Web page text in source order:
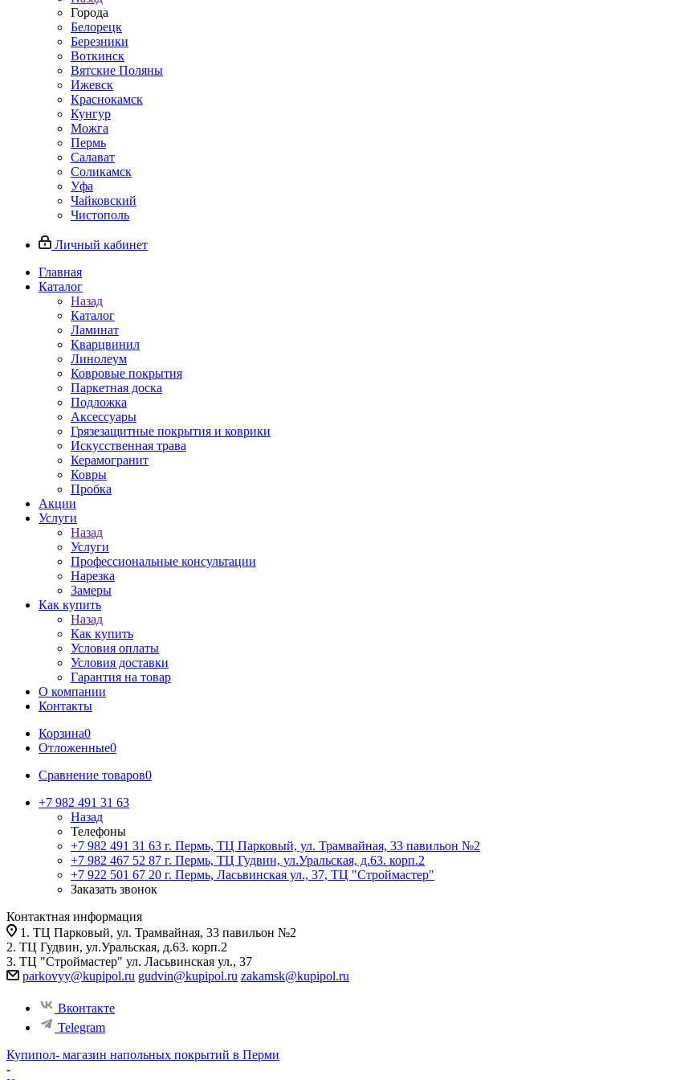
Города
Белорецк
Березники
Воткинск
Вятские Поляны
Ижевск
Краснокамск
Кунгур
Можга
Пермь
Салават
Соликамск
Уфа
Чайковский
Чистополь
Личный кабинет
Главная
Каталог
Назад
Каталог
Ламинат
Кварцвинил
Линолеум
Ковровые покрытия
Паркетная доска
Подложка
Аксессуары
Грязезащитные покрытия и коврики
Искусственная трава
Керамогранит
Ковры
Пробка
Акции
Услуги
Назад
Услуги
Профессиональные консультации
Нарезка
Замеры
Как купить
Назад
Как купить
Условия оплаты
Условия доставки
Гарантия на товар
О компании
Контакты
Корзина0
Отложенные0
Сравнение товаров0
+7 982 491 31 63
Назад
Телефоны
+7 982 491 31 63 г. Пермь, ТЦ Парковый, ул. Трамвайная, 33 павильон №2
+7 982 467 52 87 г. Пермь, ТЦ Гудвин, ул.Уральская, д.63. корп.2
+7 922 501 67 20 г. Пермь, Ласьвинская ул., 37, ТЦ "Строймастер"
Заказать звонок
Контактная информация
1. ТЦ Парковый, ул. Трамвайная, 33 павильон №2
2. ТЦ Гудвин, ул.Уральская, д.63. корп.2
3. ТЦ "Строймастер" ул. Ласьвинская ул., 37
parkovyy@kupipol.ru gudvin@kupipol.ru zakamsk@kupipol.ru
Вконтакте
Telegram
Купипол- магазин напольных покрытий в Перми
-